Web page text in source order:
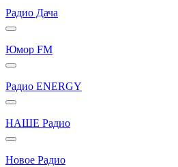
Радио Дача
Юмор FM
Радио ENERGY
НАШЕ Радио
Новое Радио